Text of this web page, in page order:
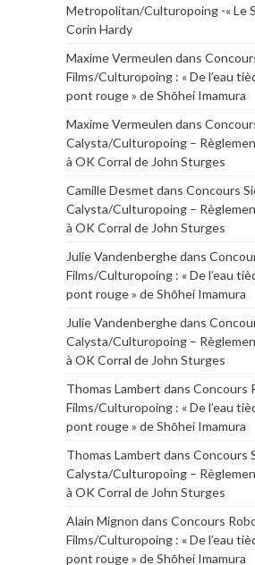
Metropolitan/Culturopoing -« Le
Corin Hardy
Maxime Vermeulen dans
Films/Culturopoing : « De l’eau
pont rouge » de Shōhei Imamura
Maxime Vermeulen dans
Calysta/Culturopoing –
à OK Corral de John Sturges
Camille Desmet dans Concours
Calysta/Culturopoing –
à OK Corral de John Sturges
Julie Vandenberghedans
Films/Culturopoing : « De l’eau
pont rouge » de Shōhei Imamura
Julie Vandenberghedans
Calysta/Culturopoing –
à OK Corral de John Sturges
Thomas Lambert dans Concours
Films/Culturopoing : « De l’eau
pont rouge » de Shōhei Imamura
Thomas Lambert dans Concours
Calysta/Culturopoing –
à OK Corral de John Sturges
Alain Mignon dans Concours
Films/Culturopoing : « De l’eau
pont rouge » de Shōhei Imamura